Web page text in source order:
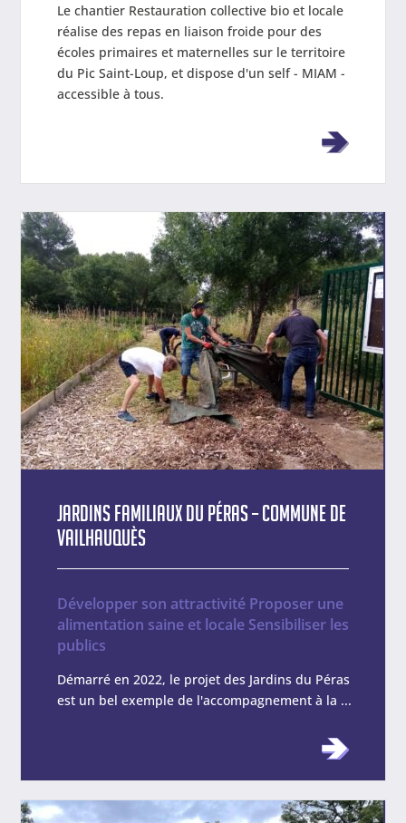
Le chantier Restauration collective bio et locale
réalise des repas en liaison froide pour des
écoles primaires et maternelles sur le territoire
du Pic Saint-Loup, et dispose d'un self - MIAM -
accessible à tous.
Jardins Familiaux du Péras – Commune de
Vailhauquès
Développer son attractivité Proposer une
alimentation saine et locale Sensibiliser les
publics
Démarré en 2022, le projet des Jardins du Péras
est un bel exemple de l'accompagnement à la ...